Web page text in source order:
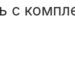
с